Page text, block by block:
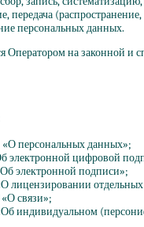
передача (распространение,
персональных данных.
Оператором на законной и
«Оперсональных данных»;
электронной цифровой
электронной подписи»;
лицензировании
«Освязи»;
индивидуальном